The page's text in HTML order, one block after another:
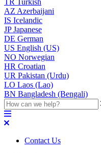
TR Turkish
AZ Azerbaijani
IS Icelandic
JPJapanese
DE German
US English (US)
NO Norwegian
HR Croatian
UR Pakistan (Urdu)
LO Laos (Lao)
BN Bangladesh (Bengali)
Contact Us